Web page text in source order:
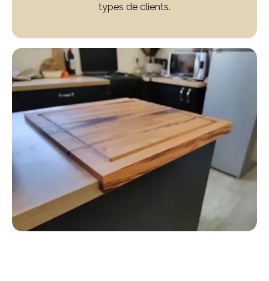
types de clients.